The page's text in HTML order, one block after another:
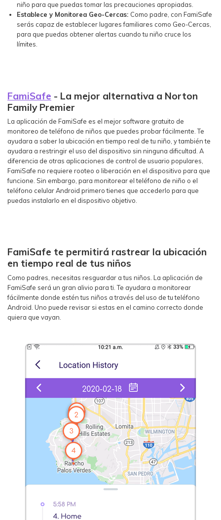
niño para que puedas tomar las precauciones apropiadas.
Establece y Monitorea Geo-Cercas: Como padre, con FamiSafe
serás capaz de establecer lugares familiares como Geo-Cercas,
para que puedas obtener alertas cuando tu niño cruce los
límites.
FamiSafe - La mejor alternativa a Norton
Family Premier
La aplicación de FamiSafe es el mejor software gratuito de
monitoreo de teléfono de niños que puedes probar fácilmente. Te
ayudara a saber la ubicación en tiempo real de tu niño, y también te
ayudara a restringir el uso del dispositivo sin ninguna dificultad. A
diferencia de otras aplicaciones de control de usuario populares,
FamiSafe no requiere rooteo o liberación en el dispositivo para que
funcione. Sin embargo, para monitorear el teléfono de niño o el
teléfono celular Android primero tienes que accederlo para que
puedas instalarlo en el dispositivo objetivo.
FamiSafe te permitirá rastrear la ubicación
en tiempo real de tus niños
Como padres, necesitas resguardar a tus niños. La aplicación de
FamiSafe será un gran alivio para ti. Te ayudara a monitorear
fácilmente donde estén tus niños a través del uso de tu teléfono
Android. Uno puede revisar si estas en el camino correcto donde
quiera que vayan.